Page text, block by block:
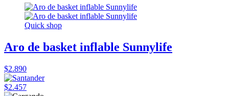
Quick shop
Aro de basket inflable Sunnylife
$2.890
$2.457